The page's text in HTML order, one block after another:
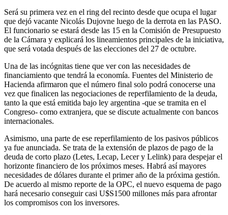
Será su primera vez en el ring del recinto desde que ocupa el lugar
que dejó vacante Nicolás Dujovne luego de la derrota en las PASO.
El funcionario se estará desde las 15 en la Comisión de Presupuesto
de la Cámara y explicará los lineamientos principales de la iniciativa,
que será votada después de las elecciones del 27 de octubre.
Una de las incógnitas tiene que ver con las necesidades de
financiamiento que tendrá la economía. Fuentes del Ministerio de
Hacienda afirmaron que el número final solo podrá conocerse una
vez que finalicen las negociaciones de reperfilamiento de la deuda,
tanto la que está emitida bajo ley argentina -que se tramita en el
Congreso- como extranjera, que se discute actualmente con bancos
internacionales.
Asimismo, una parte de ese reperfilamiento de los pasivos públicos
ya fue anunciada. Se trata de la extensión de plazos de pago de la
deuda de corto plazo (Letes, Lecap, Lecer y Lelink) para despejar el
horizonte financiero de los próximos meses. Habrá así mayores
necesidades de dólares durante el primer año de la próxima gestión.
De acuerdo al mismo reporte de la OPC, el nuevo esquema de pago
hará necesario conseguir casi U$S1500 millones más para afrontar
los compromisos con los inversores.